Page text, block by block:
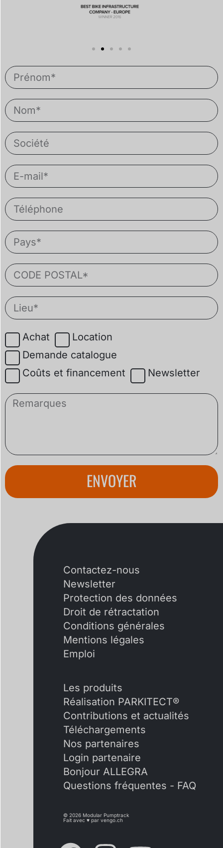
Achat
Location
Demande catalogue
Coûts et financement
Newsletter
ENVOYER
Contactez-nous
Newsletter
Protection des données
Droit de rétractation
Conditions générales
Mentions légales
Emploi
Les produits
Réalisation PARKITECT®
Contributions et actualités
Téléchargements
Nos partenaires
Login partenaire
Bonjour ALLEGRA
Questions fréquentes - FAQ
© 2026 Modular Pumptrack
Fait avec ♥ parvengo.ch